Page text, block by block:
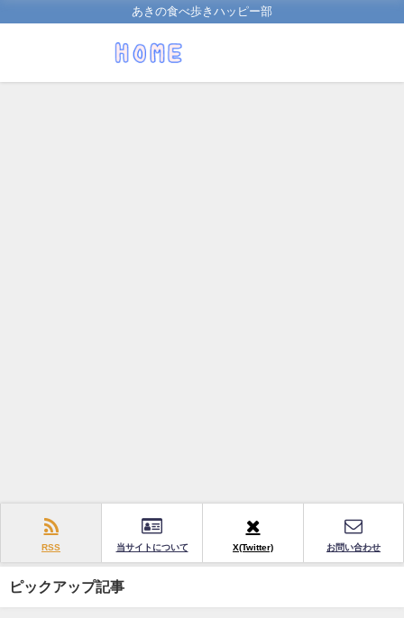
あきの食べ歩きハッピー部
RSS 当サイトについて X(Twitter) お問い合わせ
ピックアップ記事